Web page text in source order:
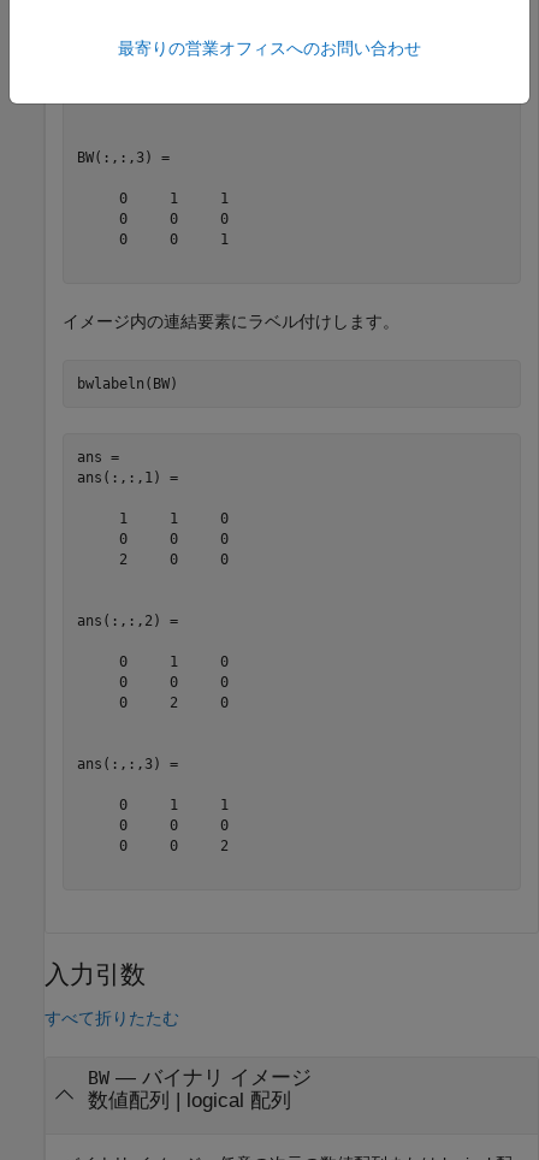
     0     1     0
BW(:,:,3) =
     0     1     1
     0     0     0
     0     0     1
イメージ内の連結要素にラベル付けします。
bwlabeln(BW)
ans =
ans(:,:,1) =
     1     1     0
     0     0     0
     2     0     0
ans(:,:,2) =
     0     1     0
     0     0     0
     0     2     0
ans(:,:,3) =
     0     1     1
     0     0     0
     0     0     2
入力引数
すべて折りたたむ
BW— バイナリ イメージ
数値配列 | logical 配列
最寄りの営業オフィスへのお問い合わせ